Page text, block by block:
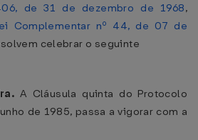
de 31 de dezembro de 1968,
Complementar nº 44, de 07 de
celebrar o seguinte
A Cláusula quinta do Protocolo
de 1985, passa a vigorar com a